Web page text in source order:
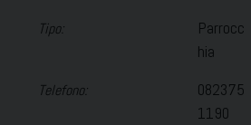
Tipo:
Parrocc
hia
Telefono:
082375
1190